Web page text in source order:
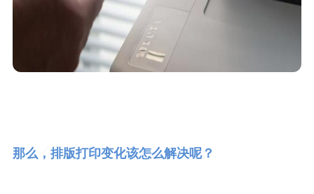
那么，排版打印变化该怎么解决呢？